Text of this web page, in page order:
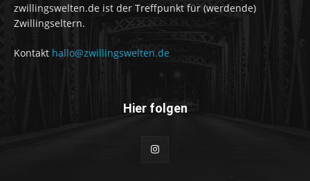
zwillingswelten.de ist der Treffpunkt für (werdende)
Zwillingseltern.
Kontakt hallo@zwillingswelten.de
Hier folgen